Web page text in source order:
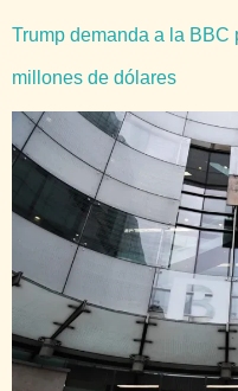
Trump demanda a la BBC
millones de dólares